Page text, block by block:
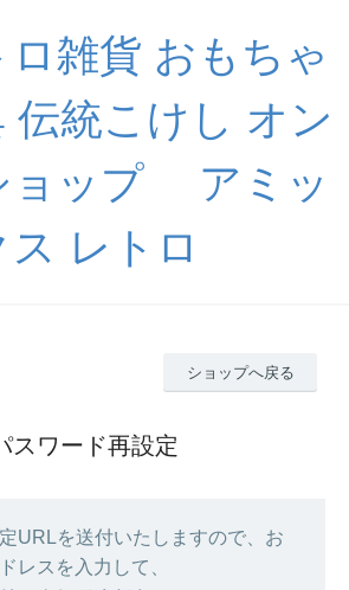
ロ雑貨 おもちゃ
伝統こけし オン
ョップ アミッ
ス レトロ
ショップへ戻る
スワード再設定
URLを送付いたしますので、お
レスを入力して、